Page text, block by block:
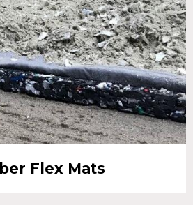
Flex Mats